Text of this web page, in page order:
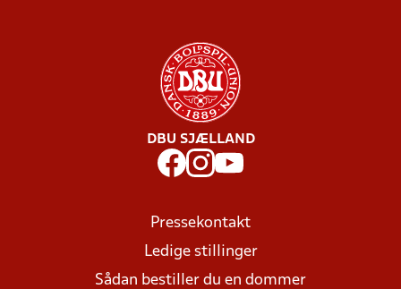
DBU SJÆLLAND
Pressekontakt
Ledige stillinger
Sådan bestiller du en dommer